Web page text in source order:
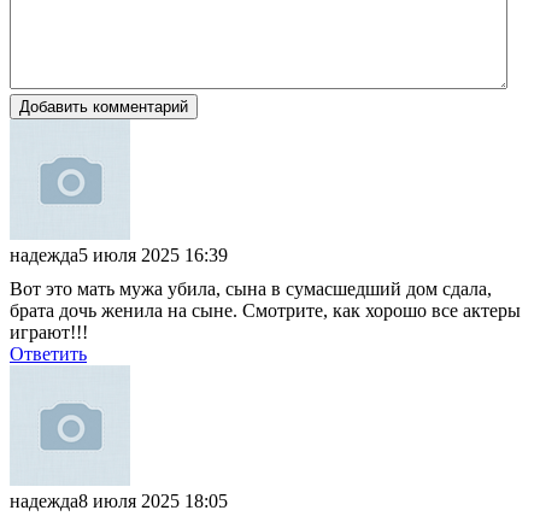
Добавить комментарий
надежда5 июля 2025 16:39
Вот это мать мужа убила, сына в сумасшедший дом сдала,
брата дочь женила на сыне. Смотрите, как хорошо все актеры
играют!!!
Ответить
надежда8 июля 2025 18:05